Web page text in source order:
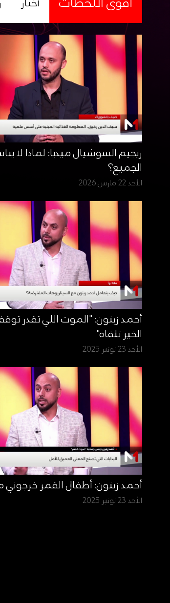
أخبار
ريجيم السوشيال ميديا: لماذا لا
الجميع؟
الأحد 22 مارس 2026
أحمد زينون: "الموت اللي تقدر
الخير تلقاه"
الأحد 23 نونبر 2025
أحمد زينون: أطفال القمر خرجوني
الأحد 23 نونبر 2025